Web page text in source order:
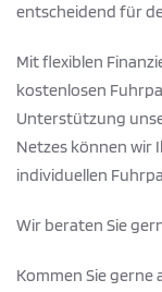
entscheidend für
Mit flexiblen
kostenlosen
Unterstützung
Netzes können wir
individuellen
Wir beraten Sie
Kommen Sie gerne